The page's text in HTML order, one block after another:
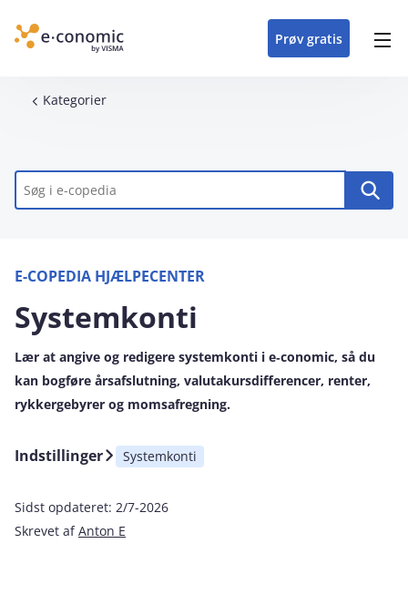
Header top menu
Prøv gratis
skræddersyet løsning
til din branche
e‑conomic
alle funktioner i
e‑conomic
e‑conomic
skræddersyede kurser
til administratorer
forhandler kan styrke
og vækste din
Brødkrumme
Kategorier
Nøgleord
E-COPEDIA HJÆLPECENTER
Systemkonti
Lær at angive og redigere systemkonti i e‑conomic, så du
kan bogføre årsafslutning, valutakursdifferencer, renter,
rykkergebyrer og momsafregning.
Indstillinger Systemkonti
Sidst opdateret: 2/7-2026
Skrevet afAnton E